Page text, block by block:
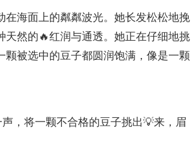
海面上的粼粼波光。她长发松松地挽
然的🔥红润与通透。她正在仔细地挑
被选中的豆子都圆润饱满，像是一颗
，将一颗不合格的豆子挑出💡来，眉